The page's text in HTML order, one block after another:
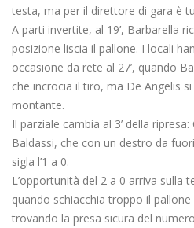
testa, ma per il direttore di gara è
A parti invertite, al 19’, Barbarella
posizione liscia il pallone. I locali
occasione da rete al 27’, quando
che incrocia il tiro, ma De Angelis
montante.
Il parziale cambia al 3’ della
Baldassi, che con un destro da
sigla l’1 a 0.
L’opportunità del 2 a 0 arriva sulla
quando schiacchia troppo il
trovando la presa sicura del